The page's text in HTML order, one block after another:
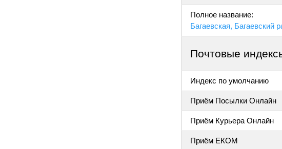
Полное название:
Багаевская, Багаевский
Почтовые
Индекс по умолчанию
Приём Посылки Онлайн
Приём Курьера Онлайн
Приём ЕКОМ